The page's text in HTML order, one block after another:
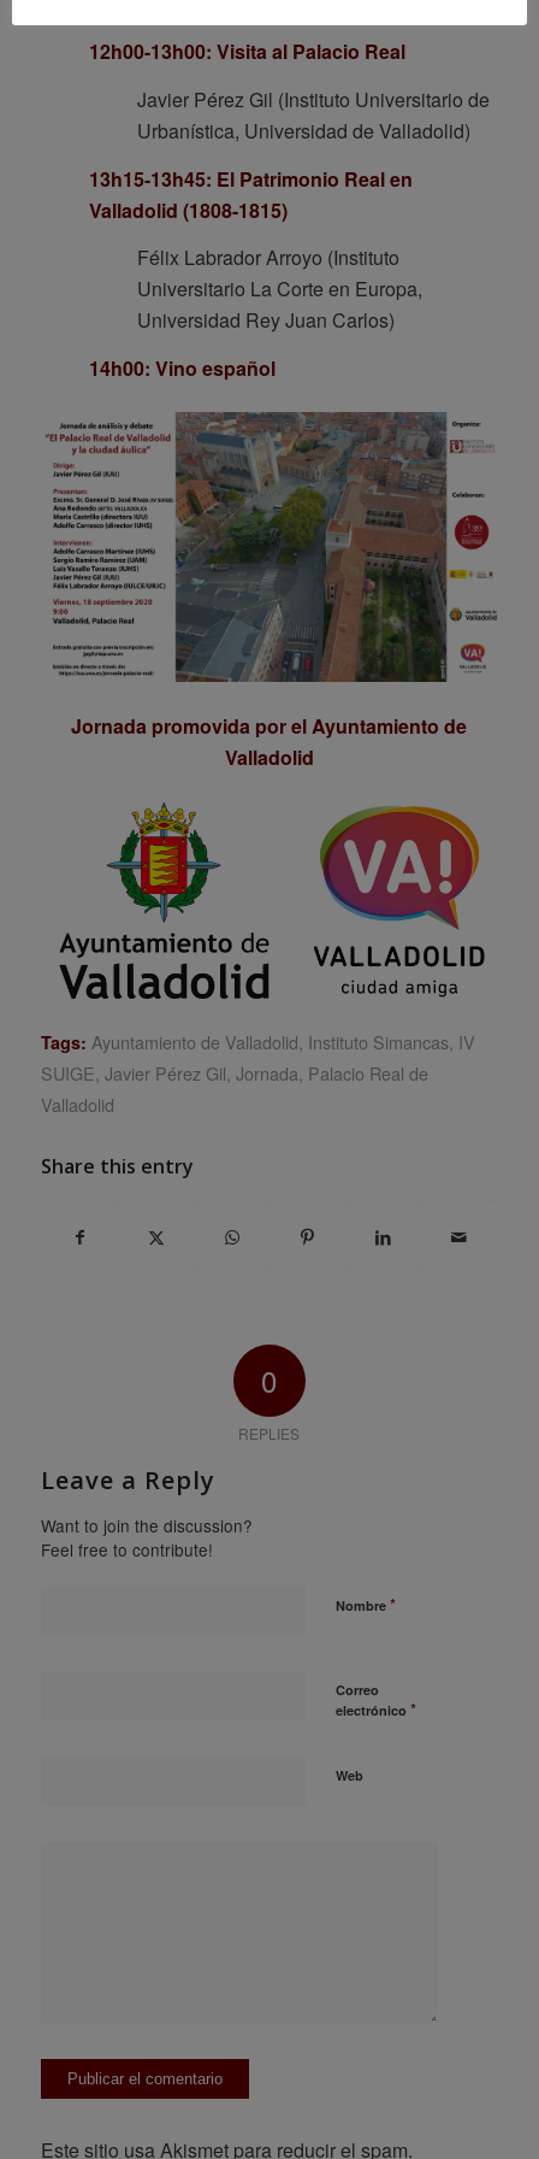
12h00-13h00: Visita al Palacio Real
Javier Pérez Gil (Instituto Universitario de
Urbanística, Universidad de Valladolid)
13h15-13h45: El Patrimonio Real en
Valladolid (1808-1815)
Félix Labrador Arroyo (Instituto
Universitario La Corte en Europa,
Universidad Rey Juan Carlos)
14h00: Vino español
Jornada promovida por el Ayuntamiento de
Valladolid
Tags: Ayuntamiento de Valladolid, Instituto Simancas, IV
SUIGE, Javier Pérez Gil, Jornada, Palacio Real de
Valladolid
Share this entry
0
REPLIES
Leave a Reply
Want to join the discussion?
Feel free to contribute!
Nombre *
Correo
electrónico *
Web
Este sitio usa Akismet para reducir el spam.